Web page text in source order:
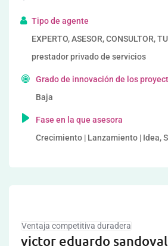
Tipo de agente
EXPERTO, ASESOR, CONSULTOR,
prestador privado de servicios
Grado de innovación de los
Baja
Fase en la que asesora
Crecimiento | Lanzamiento | Idea,
Ventaja competitiva duradera
victor eduardo